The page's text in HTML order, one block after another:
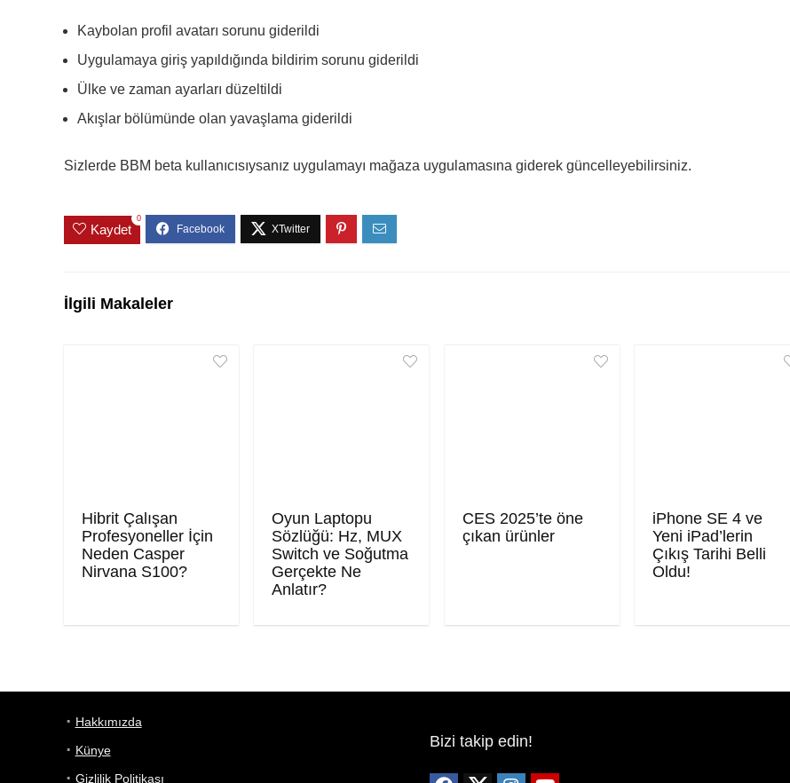
Kaybolan profil avatarı sorunu giderildi
Uygulamaya giriş yapıldığında bildirim sorunu giderildi
Ülke ve zaman ayarları düzeltildi
Akışlar bölümünde olan yavaşlama giderildi
Sizlerde BBM beta kullanıcısıysanız uygulamayı mağaza uygulamasına giderek güncelleyebilirsiniz.
Kaydet
0
İlgili Makaleler
Hibrit Çalışan
Profesyoneller İçin
Neden Casper
Nirvana S100?
Oyun Laptopu
Sözlüğü: Hz, MUX
Switch ve Soğutma
Gerçekte Ne
Anlatır?
CES 2025’te öne
çıkan ürünler
iPhone SE 4 ve
Yeni iPad’lerin
Çıkış Tarihi Belli
Oldu!
Hakkımızda
Künye
Gizlilik Politikası
Bizi takip edin!